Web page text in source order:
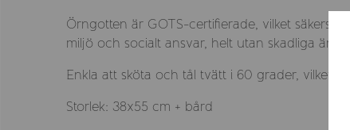
Örngotten är GOTS-certifierade, vilket
miljö och socialt ansvar, helt utan skadliga
Enkla att sköta och tål tvätt i 60 grader, vilket
Storlek: 38x55 cm + bård